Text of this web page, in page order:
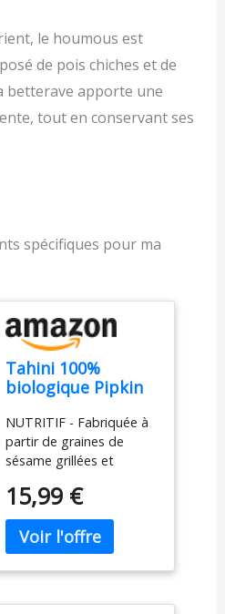
le houmous est
de pois chiches et de
betterave apporte une
tout en conservant ses
spécifiques pour ma
Tahini 100%
biologique Pipkin
sésame éthiopien
grillées et
pressées -
Entièrement
naturel, kascher,
végétarien, et sans
OGM
NUTRITIF - Fabriquée à
partir de graines de
sésame grillées et
d'une source unique en
Éthiopie, cette pâte
nutritive est riche en
fibres et polyphénols
pour renforcer la santé
15,99 €